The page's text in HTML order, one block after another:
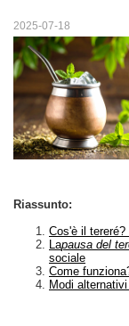
2025-07-18
Riassunto:
Cos'è il
Lapausa del
sociale
Come
Modi